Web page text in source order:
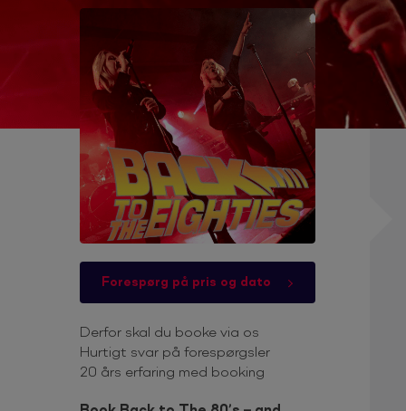
Forespørg på pris og dato
Derfor skal du booke via os
Hurtigt svar på forespørgsler
20 års erfaring med booking